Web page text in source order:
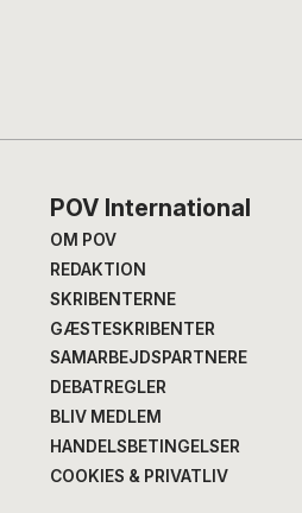
POV International
OM POV
REDAKTION
SKRIBENTERNE
GÆSTESKRIBENTER
SAMARBEJDSPARTNERE
DEBATREGLER
BLIV MEDLEM
HANDELSBETINGELSER
COOKIES & PRIVATLIV